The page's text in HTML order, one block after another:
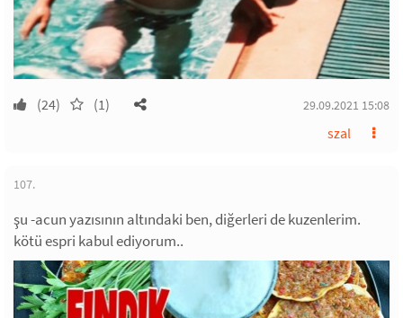
(24) (1) 29.09.2021 15:08
szal
107.
şu -acun yazısının altındaki ben, diğerleri de kuzenlerim.
kötü espri kabul ediyorum..